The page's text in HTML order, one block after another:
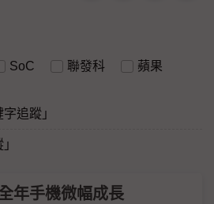
SoC 聯發科
蘋果
追蹤」
年手機微幅成長